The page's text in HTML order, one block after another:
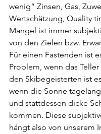
wenig“ Zinsen, Gas,
Wertschätzung, Quality
Mangel ist immer
von den Zielen bzw.
Für einen Fastenden ist
Problem, wenn das
den Skibegeisterten ist
wenn die Sonne
und stattdessen dicke
kommen. Diese
hängt also von unserem